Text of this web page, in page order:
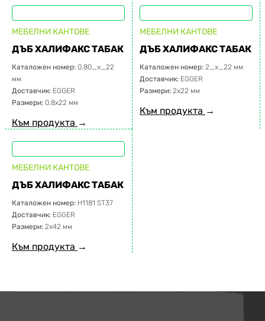
МЕБЕЛНИ КАНТОВЕ
ДЪБ ХАЛИФАКС ТАБАК
Каталожен номер: 0.80_x_22
мм
Доставчик: EGGER
Размери: 0.8х22 мм
Към продукта →
МЕБЕЛНИ КАНТОВЕ
ДЪБ ХАЛИФАКС ТАБАК
Каталожен номер: 2_x_22 мм
Доставчик: EGGER
Размери: 2х22 мм
Към продукта →
МЕБЕЛНИ КАНТОВЕ
ДЪБ ХАЛИФАКС ТАБАК
Каталожен номер: H1181 ST37
Доставчик: EGGER
Размери: 2х42 мм
Към продукта →